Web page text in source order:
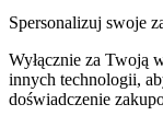
Spersonalizuj swoje
Wyłącznie za Twoją
innych technologii,
doświadczenie